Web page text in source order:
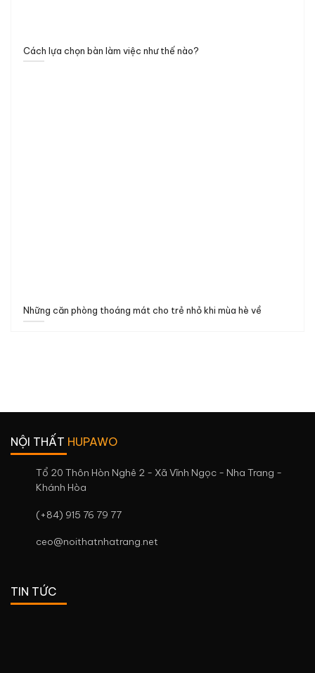
Cách lựa chọn bàn làm việc như thế nào?
Những căn phòng thoáng mát cho trẻ nhỏ khi mùa hè về
NỘI THẤT HUPAWO
Tổ 20 Thôn Hòn Nghê 2 - Xã Vĩnh Ngọc - Nha Trang -
Khánh Hòa
(+84) 915 76 79 77
ceo@noithatnhatrang.net
TIN TỨC